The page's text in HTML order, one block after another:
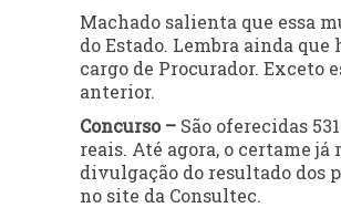
Machado salienta que essa
do Estado. Lembra ainda
cargo de Procurador. Exceto
anterior.
Concurso – São oferecidas
reais. Até agora, o certame
divulgação do resultado dos
no site da Consultec.